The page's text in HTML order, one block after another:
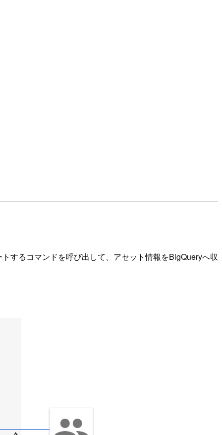
するコマンドを呼び出して、アセット情報をBigQueryへ収